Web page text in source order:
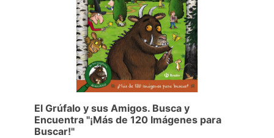
El Grúfalo y sus Amigos. Busca y
Encuentra "¡Más de 120 Imágenes para
Buscar!"